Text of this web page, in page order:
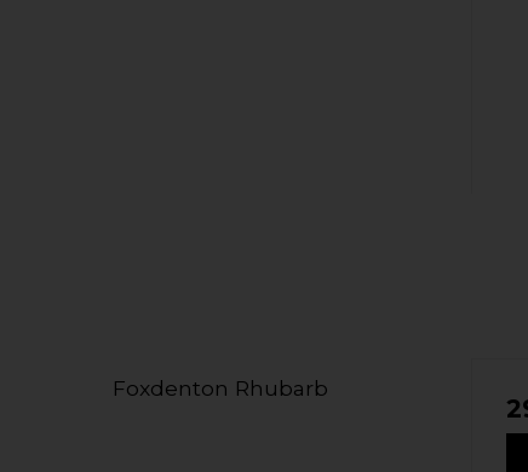
Foxdenton Rhubarb